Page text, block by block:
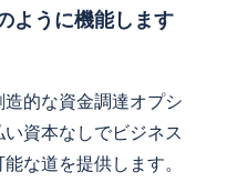
ように機能します
的な資金調達オプシ
資本なしでビジネス
な道を提供します。